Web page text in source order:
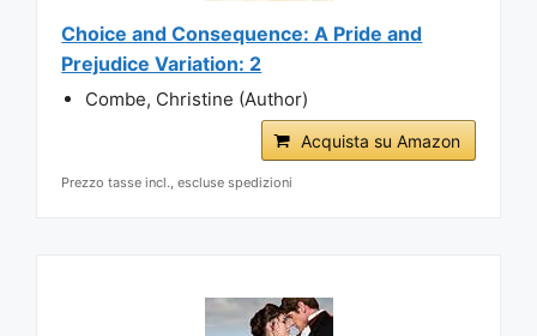
Choice and Consequence: A Pride and
Prejudice Variation: 2
Combe, Christine (Author)
Acquista su Amazon
Prezzo tasse incl., escluse spedizioni